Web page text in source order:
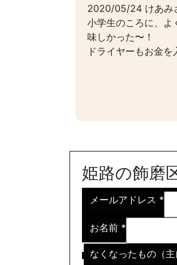
2020/05/24 けあみ
小学生のころに、よ
味しかった〜！
ドライヤーもお金
姫路の飾磨
メールアドレス *
お名前 *
なくなったもの（